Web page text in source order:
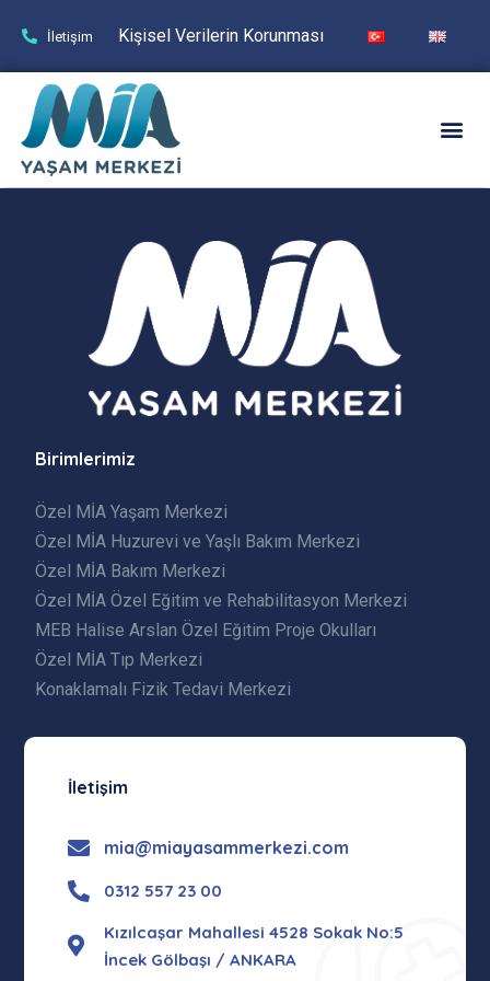
İletişim Kişisel Verilerin Korunması
Birimlerimiz
Özel MİA Yaşam Merkezi
Özel MİA Huzurevi ve Yaşlı Bakım Merkezi
Özel MİA Bakım Merkezi
Özel MİA Özel Eğitim ve Rehabilitasyon Merkezi
MEB Halise Arslan Özel Eğitim Proje Okulları
Özel MİA Tıp Merkezi
Konaklamalı Fizik Tedavi Merkezi
İletişim
mia@miayasammerkezi.com
0312 557 23 00
Kızılcaşar Mahallesi 4528 Sokak No:5
İncek Gölbaşı / ANKARA